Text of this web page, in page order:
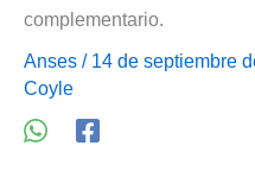
complementario.
Anses / 14 de septiembre
Coyle